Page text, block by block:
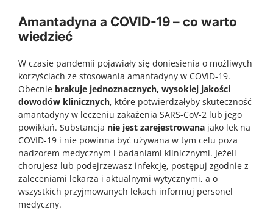
Amantadyna a COVID-19 – co warto
wiedzieć
W czasie pandemii pojawiały się doniesienia o możliwych
korzyściach ze stosowania amantadyny w COVID-19.
Obecnie brakuje jednoznacznych, wysokiej jakości
dowodów klinicznych, które potwierdzałyby skuteczność
amantadyny w leczeniu zakażenia SARS-CoV-2 lub jego
powikłań. Substancja nie jest zarejestrowana jako lek na
COVID-19 i nie powinna być używana w tym celu poza
nadzorem medycznym i badaniami klinicznymi. Jeżeli
chorujesz lub podejrzewasz infekcję, postępuj zgodnie z
zaleceniami lekarza i aktualnymi wytycznymi, a o
wszystkich przyjmowanych lekach informuj personel
medyczny.